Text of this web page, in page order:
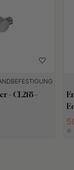
- CL218 -